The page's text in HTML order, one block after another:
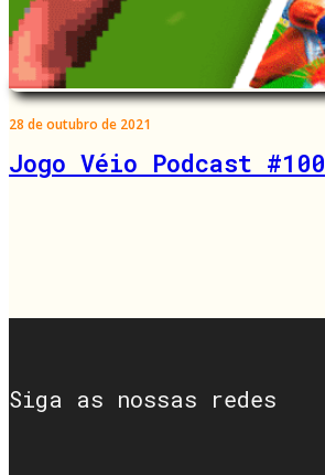
28 de outubro de 2021
Jogo Véio Podcast #100
Siga as nossas redes